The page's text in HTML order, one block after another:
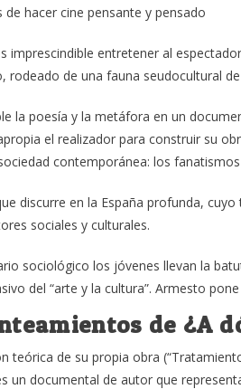
hacer cine pensante y pensado
imprescindible entretener al
rodeado de una fauna seudocultural
la poesía y la metáfora en un
el realizador para construir su
contemporánea: los
discurre en la España profunda,
sociales y culturales.
sociológico los jóvenes llevan la
del “arte y la cultura”. Armesto
de ¿A
teórica de su propia obra
un documental de autor que